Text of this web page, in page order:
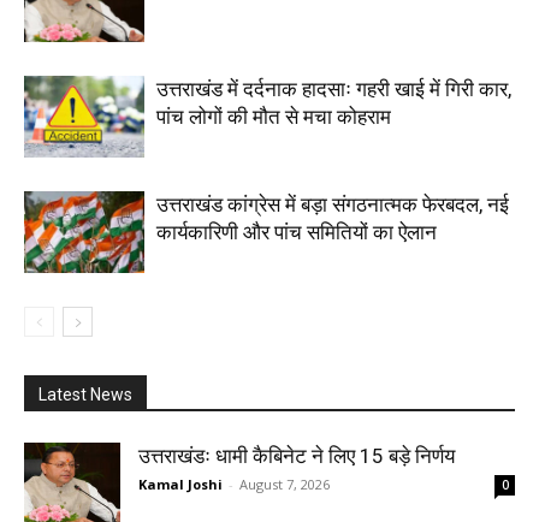
उत्तराखंड में दर्दनाक हादसाः गहरी खाई में गिरी कार,
पांच लोगों की मौत से मचा कोहराम
उत्तराखंड कांग्रेस में बड़ा संगठनात्मक फेरबदल, नई
कार्यकारिणी और पांच समितियों का ऐलान
Latest News
उत्तराखंडः धामी कैबिनेट ने लिए 15 बड़े निर्णय
Kamal Joshi - August 7, 2026 0